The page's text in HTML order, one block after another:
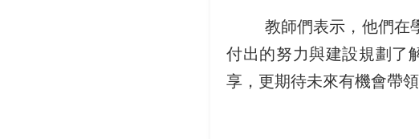
教師們表示，他們在學
付出的努力與建設規劃了
享，更期待未來有機會帶領